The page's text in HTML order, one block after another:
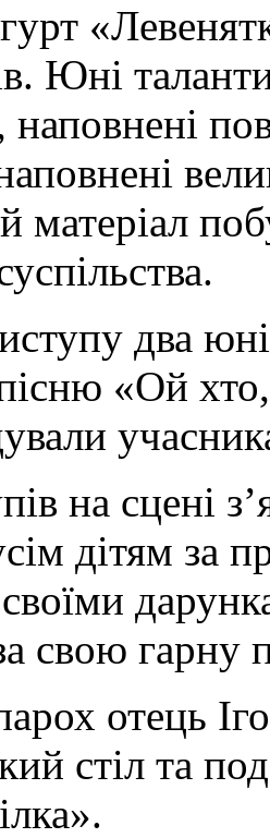
Юні
наповнені
матеріал
два
«Ой
на сцені
дітям за
своїми
свою гарну
отець
стіл та